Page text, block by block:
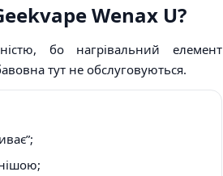
Wenax U?
бо нагрівальний елемент
тут не обслуговуються.